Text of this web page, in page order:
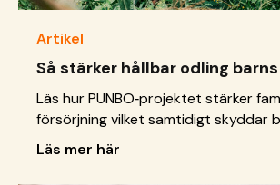
Artikel
Så stärker hållbar odling
Läs hur PUNBO‑projektet stärker
försörjning vilket samtidigt skyddar
rättigheter.
Läs mer här